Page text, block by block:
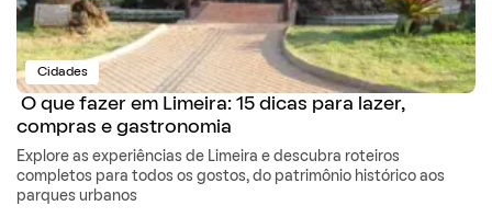
Cidades
O que fazer em Limeira: 15 dicas para lazer,
compras e gastronomia
Explore as experiências de Limeira e descubra roteiros
completos para todos os gostos, do patrimônio histórico aos
parques urbanos